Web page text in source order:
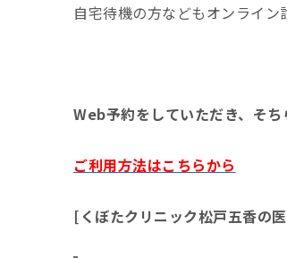
自宅待機の方などもオンライン
Web予約をしていただき、そち
ご利用方法はこちらから
[くぼたクリニック松戸五香の